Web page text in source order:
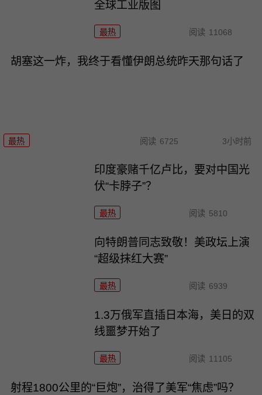
全球工业版图
最热 阅读 11068
胡塞这一炸，我终于看懂伊朗总统昨天那句话了
最热 阅读 6725 3小时前
印度豪赌千亿卢比，要对中国光
伏“卡脖子”？
最热 阅读 5810
向特朗普同志致敬！美政坛上演
“超级抹红大赛”
最热 阅读 6939
1.3万俄军直插日本海，美日的双
线噩梦开始了
最热 阅读 11105
射程1800公里的“巨炮”，治得了美军“焦虑”吗？